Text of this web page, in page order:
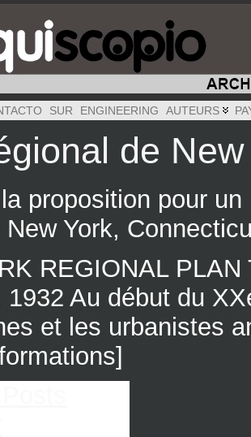
SUR ENGINEERING AUTEURS
de
proposition pour
New York,
REGIONAL
1932 Au début du
et les urbanistes